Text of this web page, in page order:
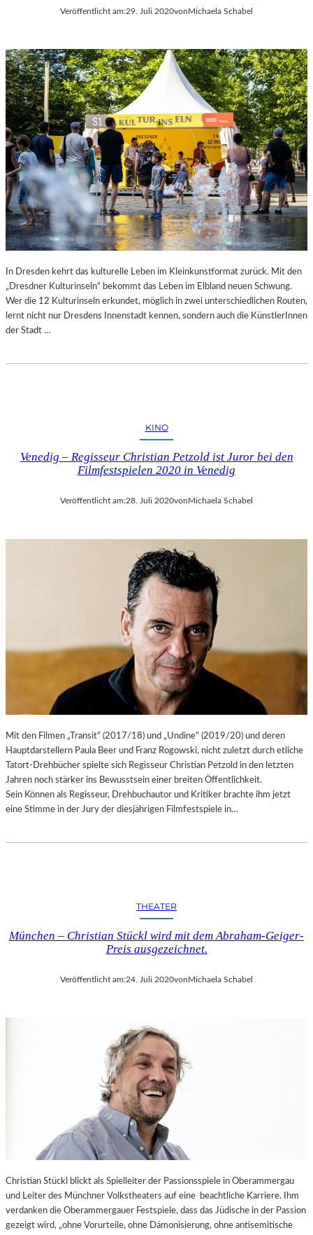
Veröffentlicht am:29. Juli 2020vonMichaela Schabel
In Dresden kehrt das kulturelle Leben im Kleinkunstformat zurück. Mit den
„Dresdner Kulturinseln“ bekommt das Leben im Elbland neuen Schwung.
Wer die 12 Kulturinseln erkundet, möglich in zwei unterschiedlichen Routen,
lernt nicht nur Dresdens Innenstadt kennen, sondern auch die KünstlerInnen
der Stadt …
KINO
Venedig – Regisseur Christian Petzold ist Juror bei den
Filmfestspielen 2020 in Venedig
Veröffentlicht am:28. Juli 2020von Michaela Schabel
Mit den Filmen „Transit“ (2017/18) und „Undine“ (2019/20) und deren
Hauptdarstellern Paula Beer und Franz Rogowski, nicht zuletzt durch etliche
Tatort-Drehbücher spielte sich Regisseur Christian Petzold in den letzten
Jahren noch stärker ins Bewusstsein einer breiten Öffentlichkeit.
Sein Können als Regisseur, Drehbuchautor und Kritiker brachte ihm jetzt
eine Stimme in der Jury der diesjährigen Filmfestspiele in…
THEATER
München – Christian Stückl wird mit dem Abraham-Geiger-
Preis ausgezeichnet.
Veröffentlicht am:24. Juli 2020von Michaela Schabel
Christian Stückl blickt als Spielleiter der Passionsspiele in Oberammergau
und Leiter des Münchner Volkstheaters auf eine beachtliche Karriere. Ihm
verdanken die Oberammergauer Festspiele, dass das Jüdische in der Passion
gezeigt wird, „ohne Vorurteile, ohne Dämonisierung, ohne antisemitische